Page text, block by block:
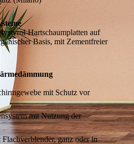
Hartschaumplatten auf
Basis, mit Zementfreier
mit Schutz vor
mit Nutzung der
ganz oder in